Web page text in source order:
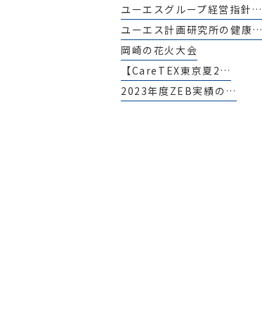
ユーエスグループ経営指針…
ユーエス計画研究所の健康…
岡崎の花火大会
【CareTEX東京夏2…
2023年度ZEB実績の…